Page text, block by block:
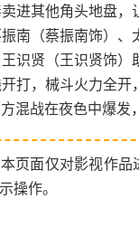
进其他角头地盘，
南（蔡振南饰）、
识贤（王识贤饰）
打，械斗火力全开
混战在夜色中爆
本页面仅对影视作品
操作。